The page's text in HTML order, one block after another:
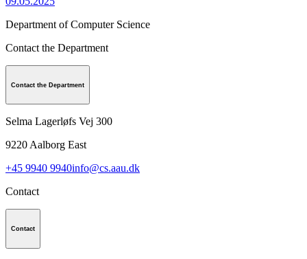
Department of Computer Science
Contact the Department
Contact the Department
Selma Lagerløfs Vej 300
9220 Aalborg East
+45 9940 9940info@cs.aau.dk
Contact
Contact